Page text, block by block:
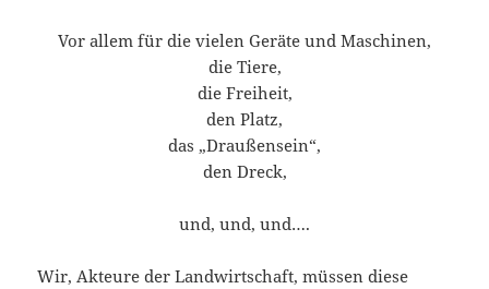
Vor allem für die vielen Geräte und Maschinen,
die Tiere,
die Freiheit,
den Platz,
das „Draußensein“,
den Dreck,
und, und, und….
Wir, Akteure der Landwirtschaft, müssen diese